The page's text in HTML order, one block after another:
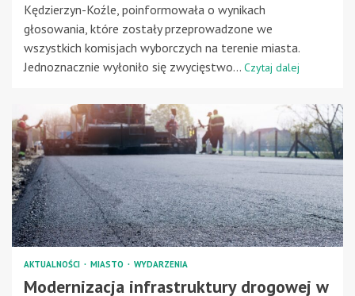
Kędzierzyn-Koźle, poinformowała o wynikach
głosowania, które zostały przeprowadzone we
wszystkich komisjach wyborczych na terenie miasta.
Jednoznacznie wyłoniło się zwycięstwo... Czytaj dalej
AKTUALNOŚCI MIASTO WYDARZENIA
Modernizacja infrastruktury drogowej w